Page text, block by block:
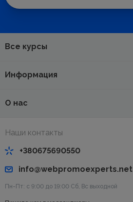
Все курсы
Информация
О нас
Наши контакты
+380675690550
info@webpromoexperts.net
Пн-Пт: с 9:00 до 19:00 Cб, Вс выходной